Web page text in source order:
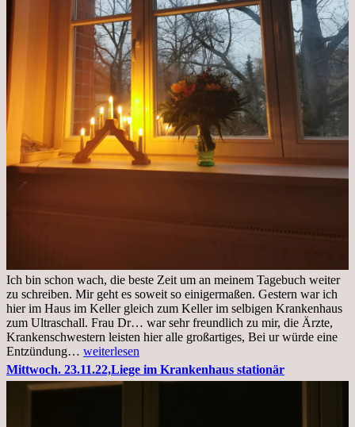
Ich bin schon wach, die beste Zeit um an meinem Tagebuch weiter
zu schreiben. Mir geht es soweit so einigermaßen. Gestern war ich
hier im Haus im Keller gleich zum Keller im selbigen Krankenhaus
zum Ultraschall. Frau Dr… war sehr freundlich zu mir, die Ärzte,
Krankenschwestern leisten hier alle großartiges, Bei ur würde eine
Entzündung… Freitag,
25.11.2022
Kleines
weiterlesen
Mittwoch. 23.11.22,Liege im Krankenhaus stationär